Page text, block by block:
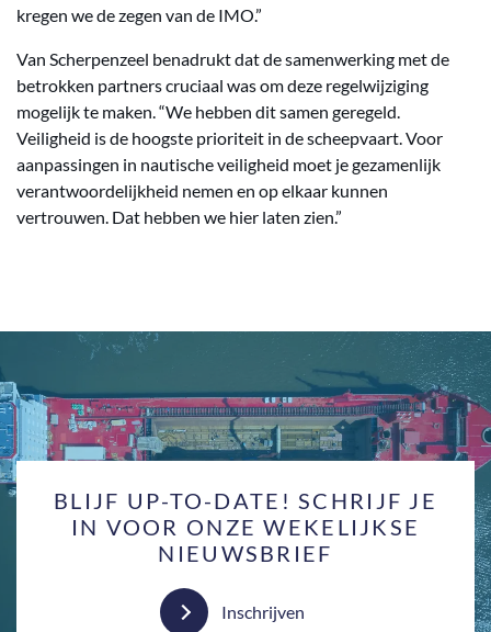
kregen we de zegen van de IMO.”
Van Scherpenzeel benadrukt dat de samenwerking met de
betrokken partners cruciaal was om deze regelwijziging
mogelijk te maken. “We hebben dit samen geregeld.
Veiligheid is de hoogste prioriteit in de scheepvaart. Voor
aanpassingen in nautische veiligheid moet je gezamenlijk
verantwoordelijkheid nemen en op elkaar kunnen
vertrouwen. Dat hebben we hier laten zien.”
BLIJF UP-TO-DATE! SCHRIJF JE
IN VOOR ONZE WEKELIJKSE
NIEUWSBRIEF
Inschrijven